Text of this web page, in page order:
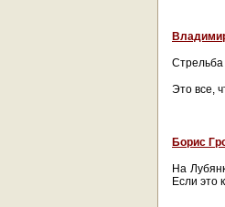
Это все,
Борис
На
Если это